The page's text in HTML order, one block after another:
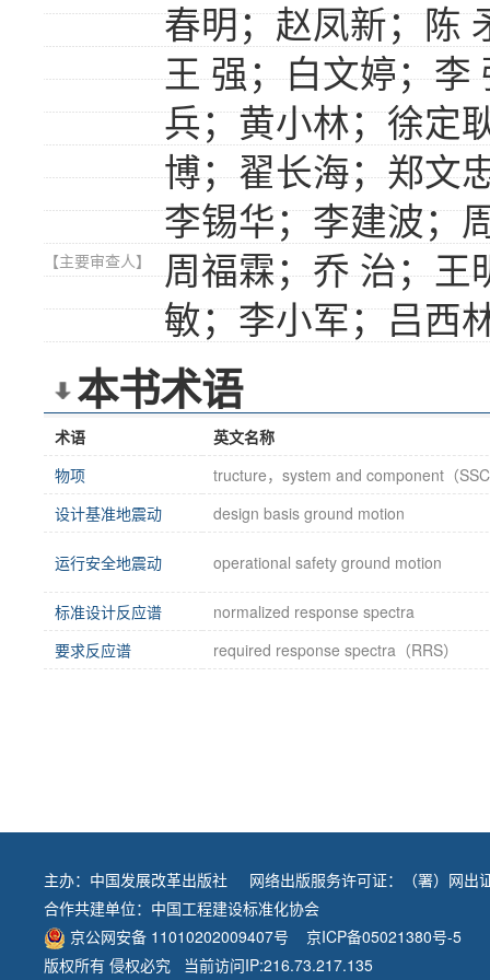
春明；赵凤新；陈
王 强；白文婷；李
兵；黄小林；徐定
博；翟长海；郑文
李锡华；李建波；
【主要审查人】
周福霖；乔 治；王
敏；李小军；吕西
本书术语
术语
英文名称
物项
tructure，system and component（
设计基准地震动
design basis ground motion
运行安全地震动 operational safety ground motion
标准设计反应谱
normalized response spectra
要求反应谱
required response spectra（RRS）
主办： 中国发展改革出版社
网络出版服务许可证：（署）网出
合作共建单位： 中国工程建设标准化协会
京公网安备 11010202009407号
京ICP备05021380号-5
版权所有 侵权必究 当前访问IP:216.73.217.135